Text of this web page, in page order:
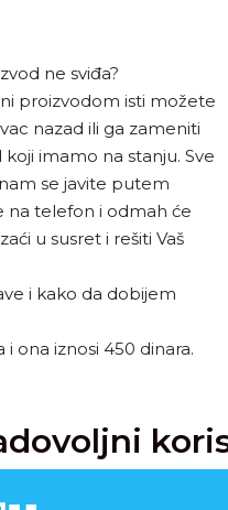
ne sviđa?
proizvodom isti možete
nazad ili ga zameniti
imamo na stanju. Sve
se javite putem
na telefon i odmah će
u susret i rešiti Vaš
i kako da dobijem
ona iznosi 450 dinara.